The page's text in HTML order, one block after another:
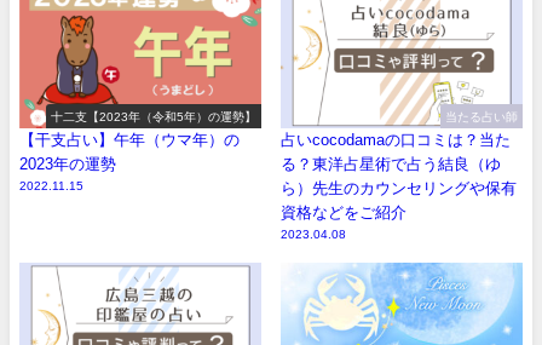
十二支【2023年（令和5年）の運勢】
【干支占い】午年（ウマ年）の
2023年の運勢
2022.11.15
当たる占い師
占いcocodamaの口コミは？当た
る？東洋占星術で占う結良（ゆ
ら）先生のカウンセリングや保有
資格などをご紹介
2023.04.08